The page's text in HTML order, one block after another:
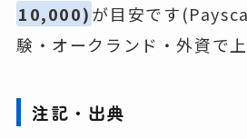
10,000)が目安です
験・オークランド・外資で上
注記・出典